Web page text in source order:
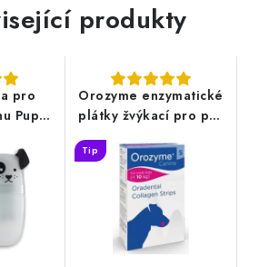
produkty
pro
Puppy
Orozyme enzymatické
plátky žvýkací pro psy
Tip